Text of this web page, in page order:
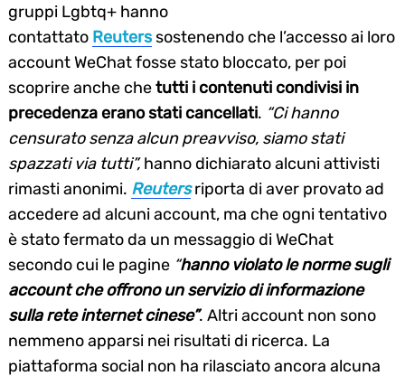
gruppi Lgbtq+ hanno
contattato Reuterssostenendo che l’accesso ai loro
account WeChat fosse stato bloccato, per poi
scoprire anche chetutti i contenuti condivisi in
precedenza erano stati cancellati. “Ci hanno
censurato senza alcun preavviso, siamo stati
spazzati via tutti”,hanno dichiarato alcuni attivisti
rimasti anonimi. Reutersriporta di aver provato ad
accedere ad alcuni account, ma che ogni tentativo
è stato fermato da un messaggio di WeChat
secondo cui le pagine “hanno violato le norme sugli
account che offrono un servizio di informazione
sulla rete internet cinese”. Altri account non sono
nemmeno apparsi nei risultati di ricerca. La
piattaforma social non ha rilasciato ancora alcuna